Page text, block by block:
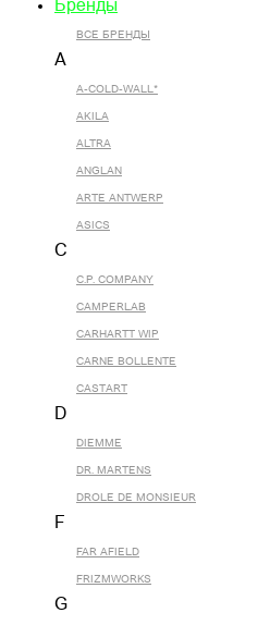
Бренды
ВСЕ БРЕНДЫ
A
A-COLD-WALL*
AKILA
ALTRA
ANGLAN
ARTE ANTWERP
ASICS
C
C.P. COMPANY
CAMPERLAB
CARHARTT WIP
CARNE BOLLENTE
CASTART
D
DIEMME
DR. MARTENS
DROLE DE MONSIEUR
F
FAR AFIELD
FRIZMWORKS
G